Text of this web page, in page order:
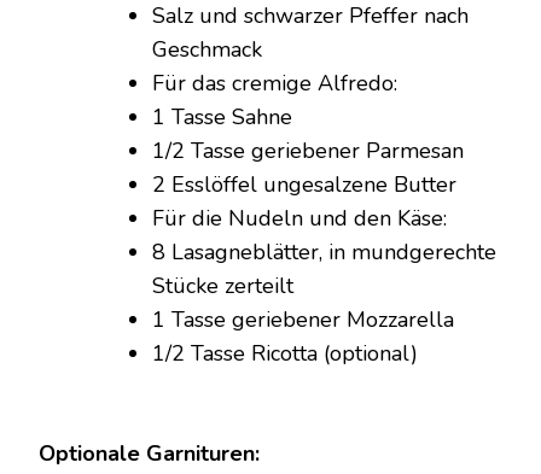
Salz und schwarzer Pfeffer nach
Geschmack
Für das cremige Alfredo:
1 Tasse Sahne
1/2 Tasse geriebener Parmesan
2 Esslöffel ungesalzene Butter
Für die Nudeln und den Käse:
8 Lasagneblätter, in mundgerechte
Stücke zerteilt
1 Tasse geriebener Mozzarella
1/2 Tasse Ricotta (optional)
Optionale Garnituren: